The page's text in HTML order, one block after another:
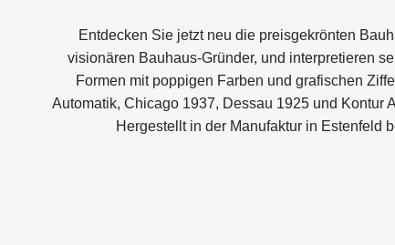
Entdecken Sie jetzt neu die preisgekrönten
visionären Bauhaus-Gründer, und interpretieren
Formen mit poppigen Farben und grafischen
Automatik, Chicago 1937, Dessau 1925 und Kontur
Hergestellt in der Manufaktur in Estenfeld